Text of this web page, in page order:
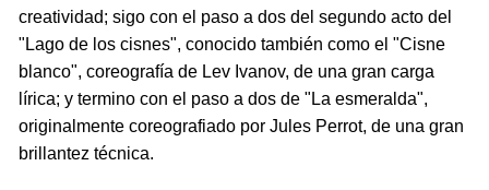
creatividad; sigo con el paso a dos del segundo acto del
"Lago de los cisnes", conocido también como el "Cisne
blanco", coreografía de Lev Ivanov, de una gran carga
lírica; y termino con el paso a dos de "La esmeralda",
originalmente coreografiado por Jules Perrot, de una gran
brillantez técnica.